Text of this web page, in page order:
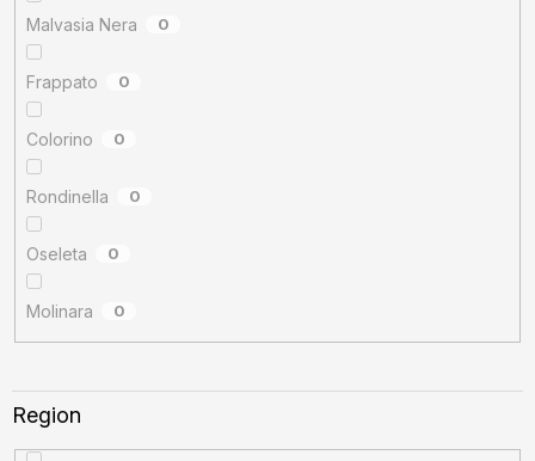
Malvasia Nera 0
Frappato 0
Colorino 0
Rondinella 0
Oseleta 0
Molinara 0
Region